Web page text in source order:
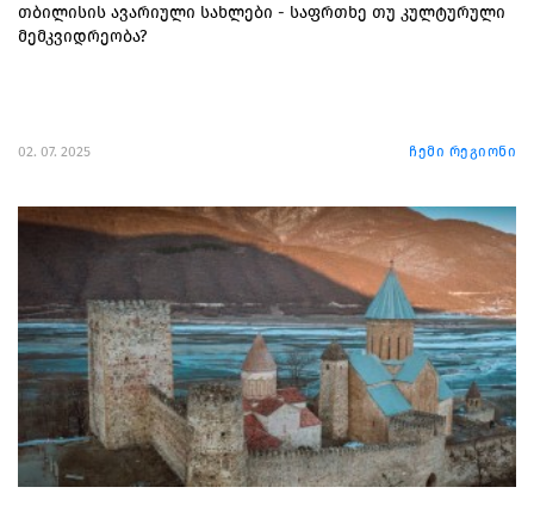
თბილისის ავარიული სახლები - საფრთხე თუ კულტურული
მემკვიდრეობა?
02. 07. 2025 ჩემი რეგიონი